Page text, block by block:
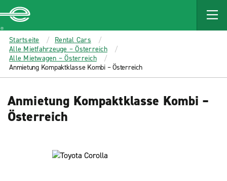
MAIN
CONTENT
Enterprise
Startseite
Rental Cars
Alle Mietfahrzeuge – Österreich
Alle Mietwagen – Österreich
Anmietung Kompaktklasse Kombi – Österreich
Anmietung Kompaktklasse Kombi –
Österreich